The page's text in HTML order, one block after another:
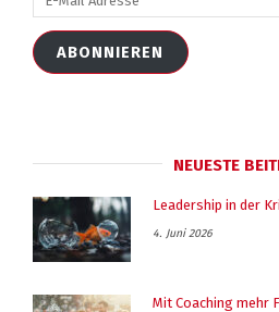
Mail
AdresseABONNIEREN
NEUESTE
Leadership in der
4. Juni 2026
Mit Coaching mehr